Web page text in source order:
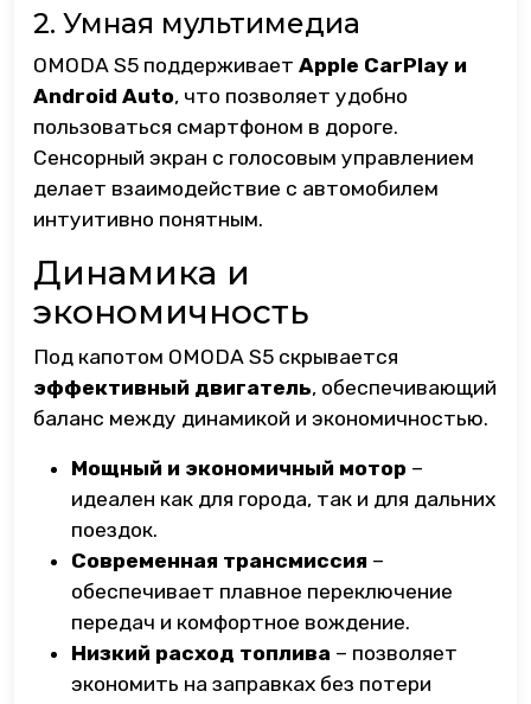
2. Умная мультимедиа
OMODA S5 поддерживает Apple CarPlay и
Android Auto, что позволяет удобно
пользоваться смартфоном в дороге.
Сенсорный экран с голосовым управлением
делает взаимодействие с автомобилем
интуитивно понятным.
Динамика и
экономичность
Под капотом OMODA S5 скрывается
эффективный двигатель, обеспечивающий
баланс между динамикой и экономичностью.
Мощный и экономичный мотор –
идеален как для города, так и для дальних
поездок.
Современная трансмиссия –
обеспечивает плавное переключение
передач и комфортное вождение.
Низкий расход топлива – позволяет
экономить на заправках без потери